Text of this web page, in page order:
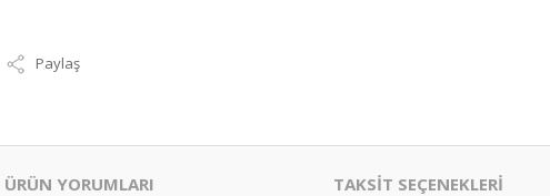
Paylaş
ÜRÜN YORUMLARI TAKSİT SEÇENEKLERİ